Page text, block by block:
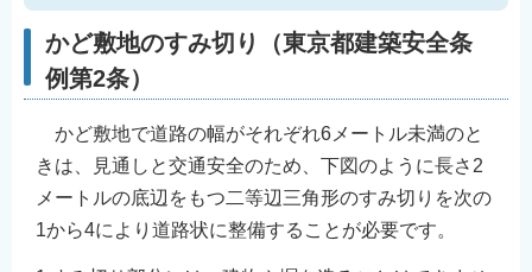
かど敷地のすみ切り（東京都建築安全条
例第2条）
かど敷地で道路の幅がそれぞれ6メートル未満のと
きは、見通しと交通安全のため、下図のように長さ2
メートルの底辺をもつ二等辺三角形のすみ切りを次の
1から4により道路状に整備することが必要です。